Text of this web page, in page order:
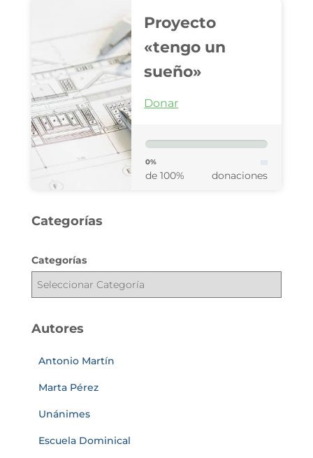
Proyecto
«tengo un
sueño»
Donar
0%
de 100% donaciones
Categorías
Categorías
Autores
Antonio Martín
Marta Pérez
Unánimes
Escuela Dominical